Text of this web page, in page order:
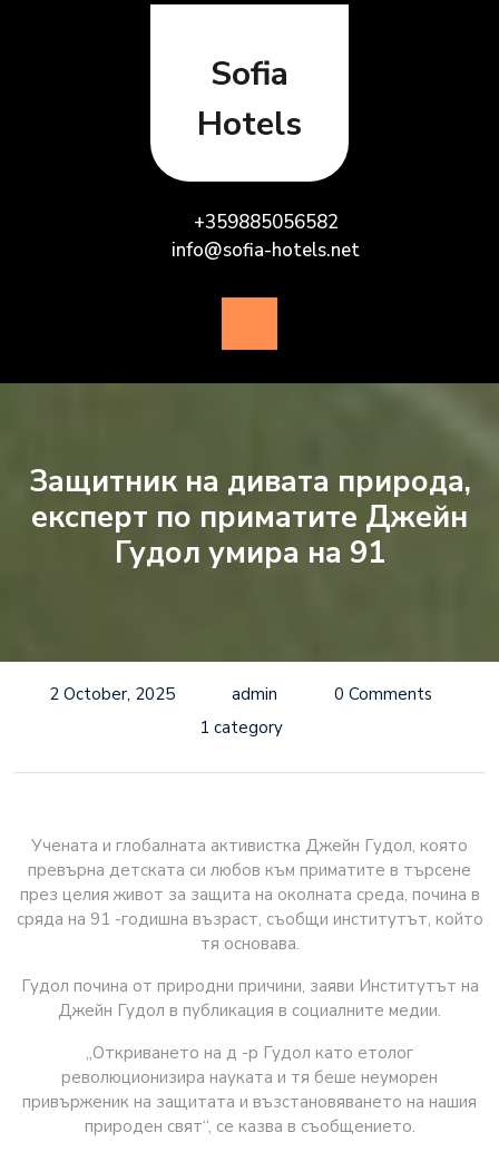
Sofia
Hotels
+359885056582
info@sofia-hotels.net
Button
Защитник на дивата природа,
експерт по приматите Джейн
Гудол умира на 91
2 October, 2025 admin
0 Comments
1 category
Учената и глобалната активистка Джейн Гудол, която
превърна детската си любов към приматите в търсене
през целия живот за защита на околната среда, почина в
сряда на 91 -годишна възраст, съобщи институтът, който
тя основава.
Гудол почина от природни причини, заяви Институтът на
Джейн Гудол в публикация в социалните медии.
„Откриването на д -р Гудол като етолог
революционизира науката и тя беше неуморен
привърженик на защитата и възстановяването на нашия
природен свят“, се казва в съобщението.